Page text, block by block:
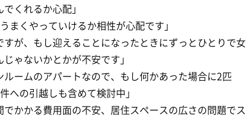
くれるか心配」
まくやっていけるか相性が心配です」
すが、もし迎えることになったときにずっとひとりで女
ゃないかとかが不安です」
ルームのアパートなので、もし何かあった場合に2匹
への引越しも含めて検討中」
でかかる費用面の不安、居住スペースの広さの問題でス